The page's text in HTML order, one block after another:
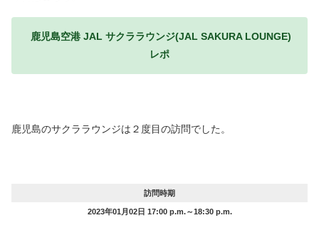
鹿児島空港 JAL サクララウンジ(JAL SAKURA LOUNGE)
レポ
鹿児島のサクララウンジは２度目の訪問でした。
訪問時期
2023年01月02日 17:00 p.m.～18:30 p.m.